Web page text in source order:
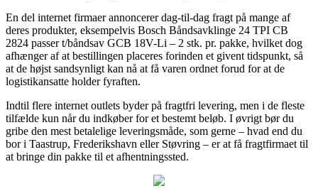
En del internet firmaer annoncerer dag-til-dag fragt på mange af
deres produkter, eksempelvis Bosch Båndsavklinge 24 TPI CB
2824 passer t/båndsav GCB 18V-Li – 2 stk. pr. pakke, hvilket dog
afhænger af at bestillingen placeres forinden et givent tidspunkt, så
at de højst sandsynligt kan nå at få varen ordnet forud for at de
logistikansatte holder fyraften.
Indtil flere internet outlets byder på fragtfri levering, men i de fleste
tilfælde kun når du indkøber for et bestemt beløb. I øvrigt bør du
gribe den mest betalelige leveringsmåde, som gerne – hvad end du
bor i Taastrup, Frederikshavn eller Støvring – er at få fragtfirmaet til
at bringe din pakke til et afhentningssted.